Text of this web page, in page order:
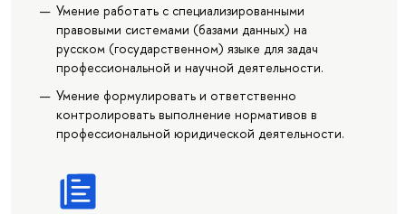
Умение работать с специализированными
правовыми системами (базами данных) на
русском (государственном) языке для задач
профессиональной и научной деятельности.
Умение формулировать и ответственно
контролировать выполнение нормативов в
профессиональной юридической деятельности.